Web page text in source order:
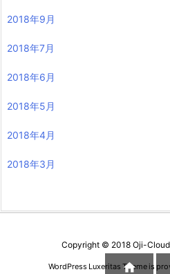
2018年9月
2018年7月
2018年6月
2018年5月
2018年4月
2018年3月
Copyright © 2018 Oji-Cloud
WordPress Luxeritas Theme is
